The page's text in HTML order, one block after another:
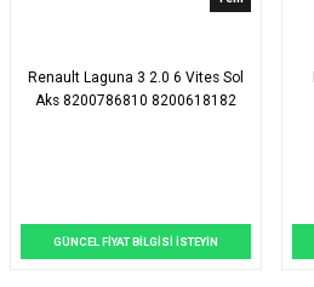
Renault Laguna 3 2.0 6 Vites Sol
Aks 8200786810 8200618182
GÜNCEL FİYAT BİLGİSİ İSTEYİN